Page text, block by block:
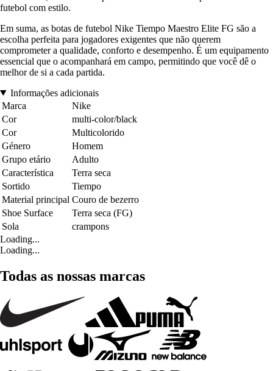
futebol com estilo.
Em suma, as botas de futebol Nike Tiempo Maestro Elite FG são a
escolha perfeita para jogadores exigentes que não querem
comprometer a qualidade, conforto e desempenho. É um equipamento
essencial que o acompanhará em campo, permitindo que você dê o
melhor de si a cada partida.
Informações adicionais
Marca
Nike
Cor
multi-color/black
Cor
Multicolorido
Género
Homem
Grupo etário
Adulto
Característica
Terra seca
Sortido
Tiempo
Material principal Couro de bezerro
Shoe Surface
Terra seca (FG)
Sola
crampons
Loading...
Loading...
Todas as nossas marcas